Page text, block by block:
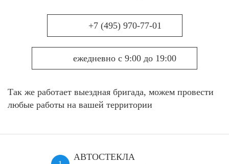
+7 (495) 970-77-01
ежедневно с 9:00 до 19:00
Так же работает выездная бригада, можем провести
любые работы на вашей территории
АВТОСТЕКЛА